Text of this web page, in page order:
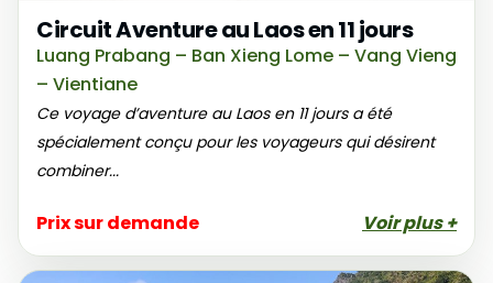
Circuit Aventure au Laos en 11 jours
Luang Prabang – Ban Xieng Lome – Vang Vieng
– Vientiane
Ce voyage d’aventure au Laos en 11 jours a été
spécialement conçu pour les voyageurs qui désirent
combiner...
Prix sur demande Voir plus +